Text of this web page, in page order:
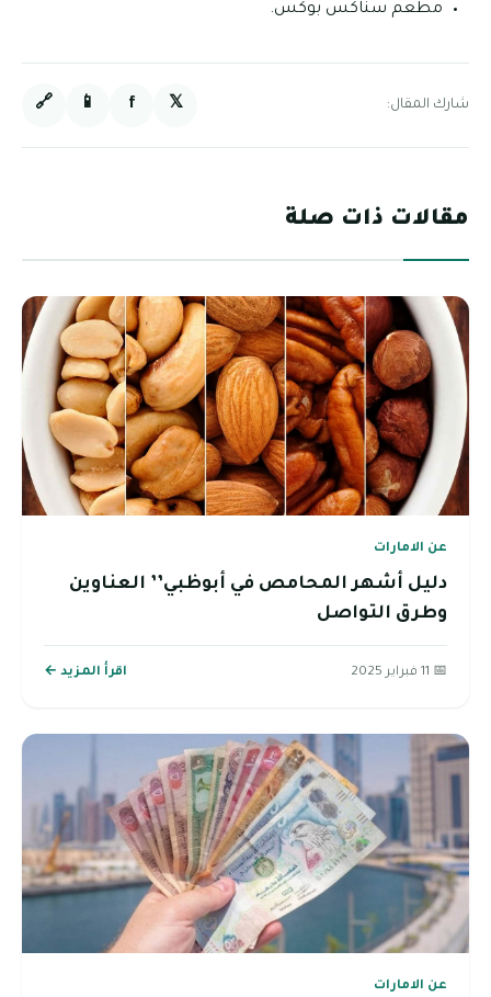
مطعم سناكس بوكس.
شارك المقال: 𝕏
f
📱
🔗
مقالات ذات صلة
عن الامارات
دليل أشهر المحامص في أبوظبي’’ العناوين
وطرق التواصل
📅 11 فبراير 2025 اقرأ المزيد ←
عن الامارات